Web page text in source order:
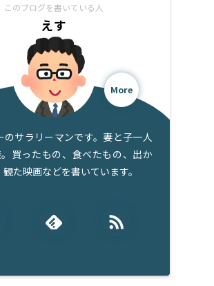
このブログを書いている人
えす
More
のサラリーマンです。妻と子一人
買ったもの、食べたもの、出か
た映画などを書いています。